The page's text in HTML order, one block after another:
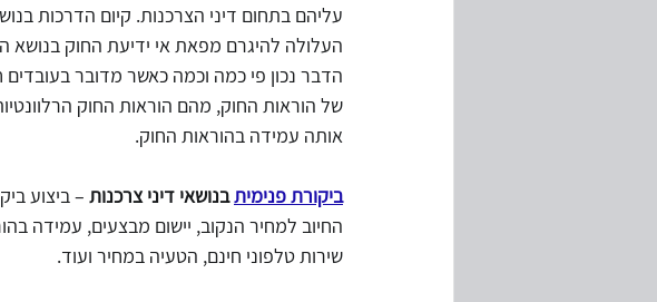
עליהם בתחום דיני הצרכנות. קיום הדרכות
העלולה להיגרם מפאת אי ידיעת החוק בנושא
הדבר נכון פי כמה וכמה כאשר מדובר
של הוראות החוק, מהם הוראות החוק
אותה עמידה בהוראות החוק.
ביקורת פנימית בנושאי דיני צרכנות – ביצוע
החיוב למחיר הנקוב, יישום מבצעים, עמידה
שירות טלפוני חינם, הטעיה במחיר ועוד.